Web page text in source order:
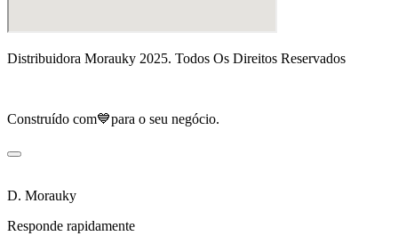
Distribuidora Morauky 2025. Todos Os Direitos Reservados
Construído com💙para o seu negócio.
D. Morauky
Responde rapidamente